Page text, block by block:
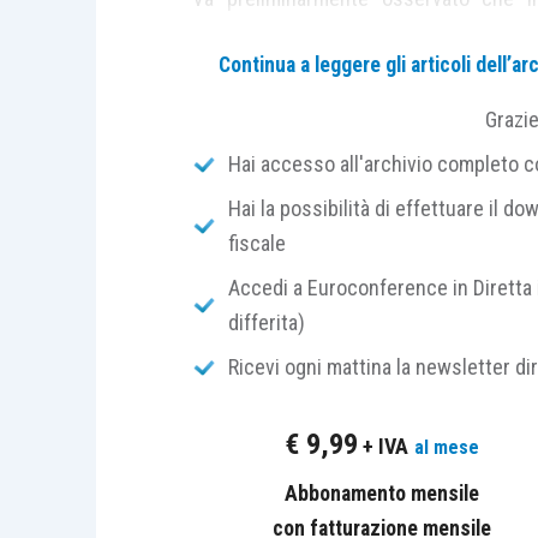
comparti produttivi. Diverse sono
compensazione di perdite
Possiamo, però, individuare un
sostanzialmente su due pilastri di
cui pagamento è a cura dei cosidetti
, da parte dell’azienda,
Agricola Comune (Pac), entrata in
presupposto perottenere il
Continua a leggere gli articoli
Hai accesso all'archivio completo
Hai la possibilità di effettuare il
fiscale
Accedi a Euroconference in
differita)
Ricevi ogni mattina la newsletter
€ 9,99 + IVA al mese
Abbonamento mensile
con fatturazione mensile